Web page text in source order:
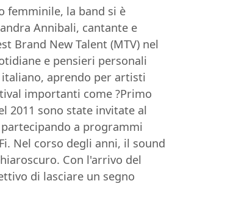
femminile, la band si è
Annibali, cantante e
Brand New Talent (MTV) nel
e pensieri personali
aprendo per artisti
importanti come ?Primo
2011 sono state invitate al
a programmi
Nel corso degli anni, il sound
Con l'arrivo del
di lasciare un segno